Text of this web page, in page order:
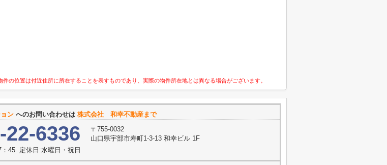
の位置は付近住所に所在することを表すものであり、実際の物件所在地とは異なる場合がございます。
ン へのお問い合わせは 株式会社 和幸不動産まで
6336
〒755-0032
山口県宇部市寿町1-3-13 和幸ビル 1F
：45 定休日:水曜日・祝日